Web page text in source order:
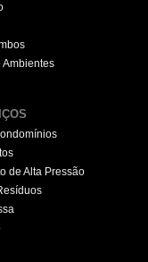
Ambientes
de Alta Pressão